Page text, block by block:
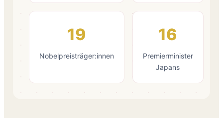
19
Nobelpreisträger:innen
16
Premierminister
Japans